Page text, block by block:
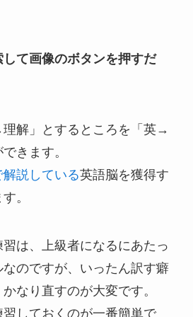
て画像のボタンを押すだ
解」とするところを「英→
きます。
説している英語脳を獲得す
。
は、上級者になるにあたっ
のですが、いったん訳す癖
なり直すのが大変です。
しておくのが一番簡単で